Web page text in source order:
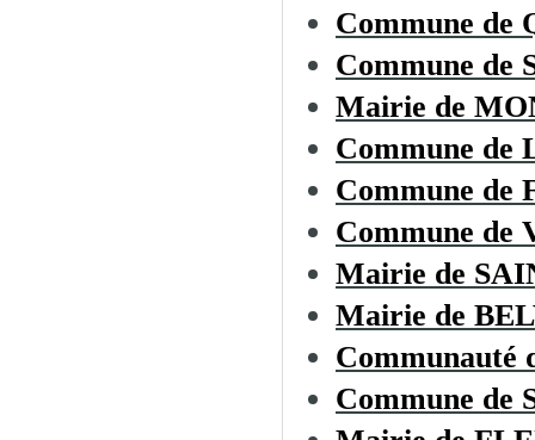
Commune de
Commune de
Mairie de
Commune de
Commune de
Commune
Mairie de
Mairie de
Communauté
Commune de